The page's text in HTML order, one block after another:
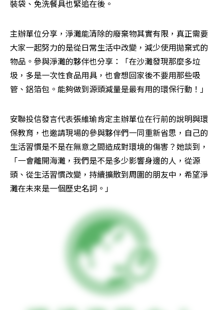
裝袋、免洗餐具也緊追在後。
主辦單位分享，淨灘能清除的廢棄物其實有限，真正需要
大家一起努力的是從日常生活中改變，減少使用拋棄式的
物品。參與淨灘的夥伴也分享：「在沙灘發現那麼多垃
圾，多是一次性食品用具，也會想回家後不要用那些吸
管、鋁箔包。能夠做到源頭減量是最有用的環保行動！」
安聯投信發言代表張維瑜肯定主辦單位在行前的說明與環
保教育，也邀請現場的參與夥伴們一同重新省思，自己的
生活習慣是不是在無意之間造成對環境的傷害？她談到，
「一會離開海灘，我們是不是多少影響身邊的人，從源
頭、從生活習慣改變，持續擴散到周圍的朋友中，希望淨
灘在未來是一個歷史名詞。」